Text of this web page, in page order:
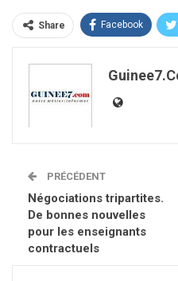
Share Facebook
PRÉCÉDENT
Négociations tripartites.
De bonnes nouvelles
pour les enseignants
contractuels